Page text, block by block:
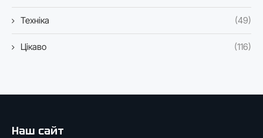
Техніка (49)
Цікаво (116)
Наш сайт